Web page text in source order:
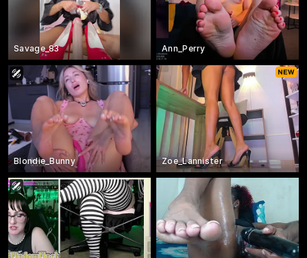
Savage_83 Ann_Perry
Blondie_Bunny Zoe_Lannister